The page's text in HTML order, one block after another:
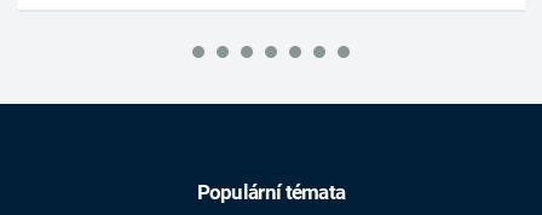
Populární témata